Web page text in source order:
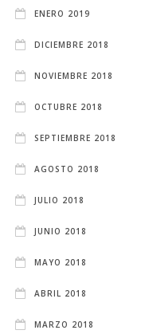
ENERO 2019
DICIEMBRE 2018
NOVIEMBRE 2018
OCTUBRE 2018
SEPTIEMBRE 2018
AGOSTO 2018
JULIO 2018
JUNIO 2018
MAYO 2018
ABRIL 2018
MARZO 2018